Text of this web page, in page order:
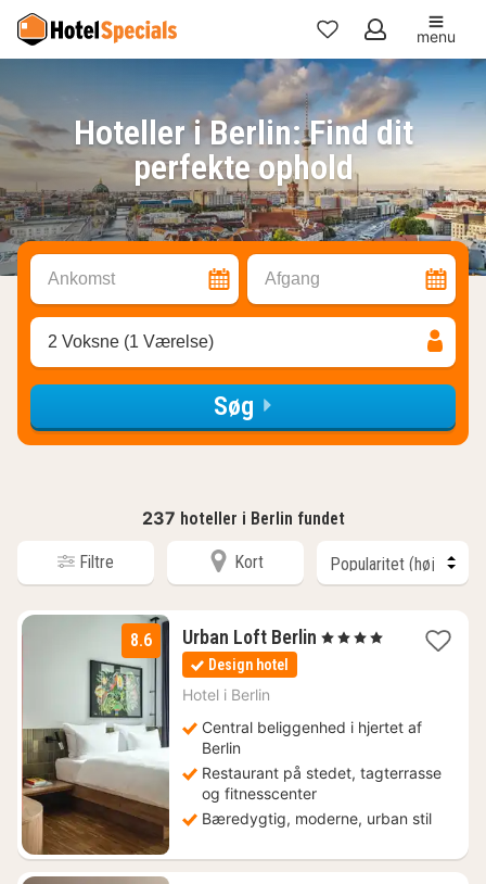
Mine
favoritter
menu
Hoteller i Berlin: Find dit
perfekte ophold
Ankomst Afgang
2 Voksne (1 Værelse)
Søg
237 hoteller i Berlin fundet
Filtre Kort
8.6 Urban Loft Berlin 1
, 4 Stjerner
Design hotel
Hotel i Berlin
Central beliggenhed i hjertet af
Berlin
Restaurant på stedet, tagterrasse
og fitnesscenter
Bæredygtig, moderne, urban stil